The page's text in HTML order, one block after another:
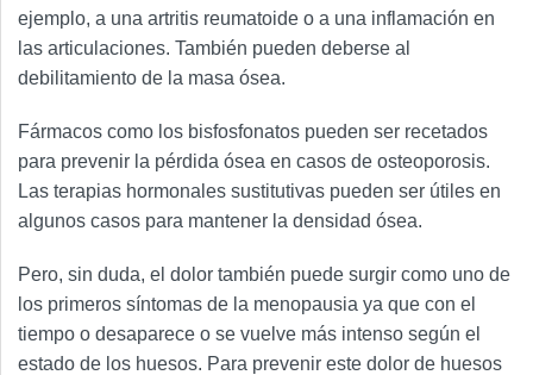
ejemplo, a una artritis reumatoide o a una inflamación en
las articulaciones. También pueden deberse al
debilitamiento de la masa ósea.
Fármacos como los bisfosfonatos pueden ser recetados
para prevenir la pérdida ósea en casos de osteoporosis.
Las terapias hormonales sustitutivas pueden ser útiles en
algunos casos para mantener la densidad ósea.
Pero, sin duda, el dolor también puede surgir como uno de
los primeros síntomas de la menopausia ya que con el
tiempo o desaparece o se vuelve más intenso según el
estado de los huesos. Para prevenir este dolor de huesos